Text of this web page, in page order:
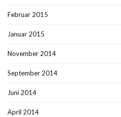
Februar 2015
Januar 2015
November 2014
September 2014
Juni 2014
April 2014